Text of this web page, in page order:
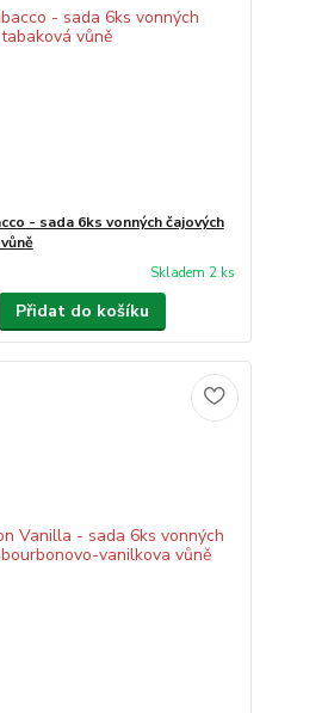
- sada 6ks vonných čajových
Skladem 2 ks
Přidat do košíku